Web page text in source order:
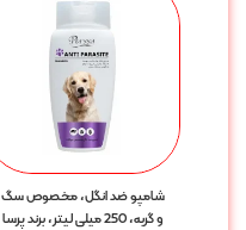
شامپو ضد انگل، مخصوص سگ
و گربه، 250 میلی لیتر، برند پرسا